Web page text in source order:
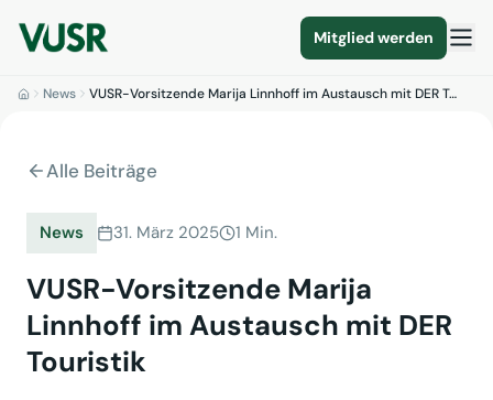
Mitglied werden
News VUSR-Vorsitzende Marija Linnhoff im Austausch mit DER T…
Alle Beiträge
News 31. März 2025 1 Min.
VUSR-Vorsitzende Marija
Linnhoff im Austausch mit DER
Touristik